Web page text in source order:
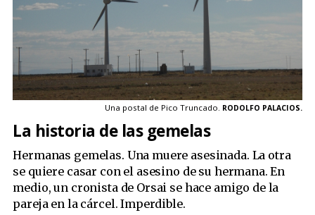
Una postal de Pico Truncado. RODOLFO PALACIOS.
La historia de las gemelas
Hermanas gemelas. Una muere asesinada. La otra
se quiere casar con el asesino de su hermana. En
medio, un cronista de Orsai se hace amigo de la
pareja en la cárcel. Imperdible.